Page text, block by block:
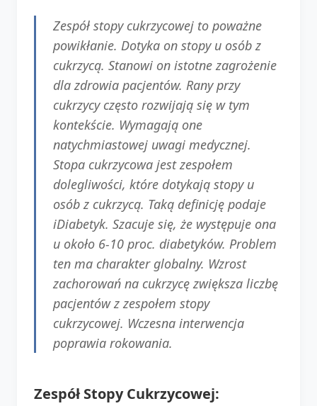
Zespół stopy cukrzycowej to poważne
powikłanie. Dotyka on stopy u osób z
cukrzycą. Stanowi on istotne zagrożenie
dla zdrowia pacjentów. Rany przy
cukrzycy często rozwijają się w tym
kontekście. Wymagają one
natychmiastowej uwagi medycznej.
Stopa cukrzycowa jest zespołem
dolegliwości, które dotykają stopy u
osób z cukrzycą. Taką definicję podaje
iDiabetyk. Szacuje się, że występuje ona
u około 6-10 proc. diabetyków. Problem
ten ma charakter globalny. Wzrost
zachorowań na cukrzycę zwiększa liczbę
pacjentów z zespołem stopy
cukrzycowej. Wczesna interwencja
poprawia rokowania.
Zespół Stopy Cukrzycowej: